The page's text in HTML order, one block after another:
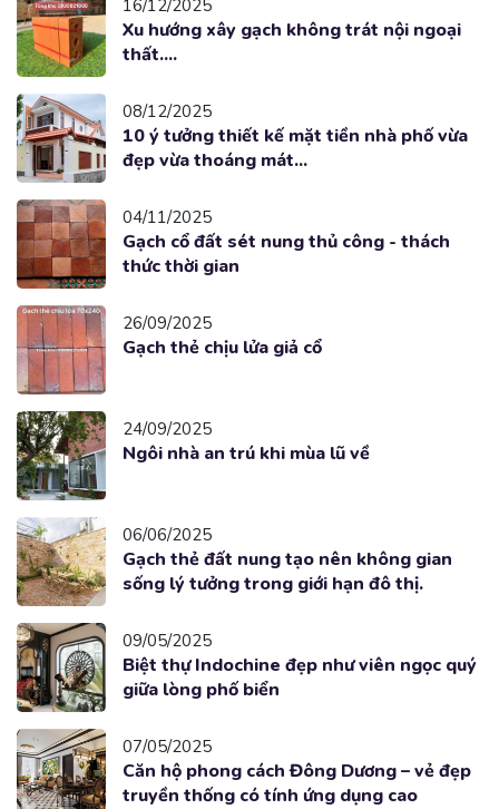
16/12/2025
Xu hướng xây gạch không trát nội ngoại
thất....
08/12/2025
10 ý tưởng thiết kế mặt tiền nhà phố vừa
đẹp vừa thoáng mát...
04/11/2025
Gạch cổ đất sét nung thủ công - thách
thức thời gian
26/09/2025
Gạch thẻ chịu lửa giả cổ
24/09/2025
Ngôi nhà an trú khi mùa lũ về
06/06/2025
Gạch thẻ đất nung tạo nên không gian
sống lý tưởng trong giới hạn đô thị.
09/05/2025
Biệt thự Indochine đẹp như viên ngọc quý
giữa lòng phố biển
07/05/2025
Căn hộ phong cách Đông Dương – vẻ đẹp
truyền thống có tính ứng dụng cao